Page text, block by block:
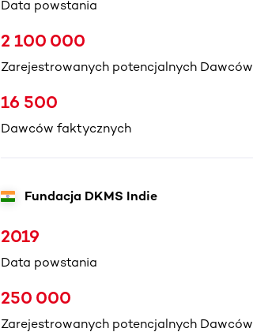
Data powstania
2 100 000
Zarejestrowanych potencjalnych Dawców
16 500
Dawców faktycznych
Fundacja DKMS Indie
2019
Data powstania
250 000
Zarejestrowanych potencjalnych Dawców